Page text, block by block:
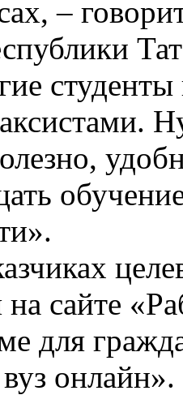
–
сайте
для
онлайн».